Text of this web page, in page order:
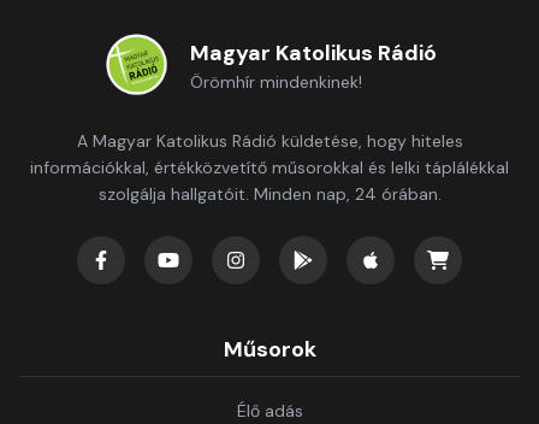
Magyar Katolikus Rádió
Örömhír mindenkinek!
A Magyar Katolikus Rádió küldetése, hogy hiteles
információkkal, értékközvetítő műsorokkal és lelki táplálékkal
szolgálja hallgatóit. Minden nap, 24 órában.
Műsorok
Élő adás